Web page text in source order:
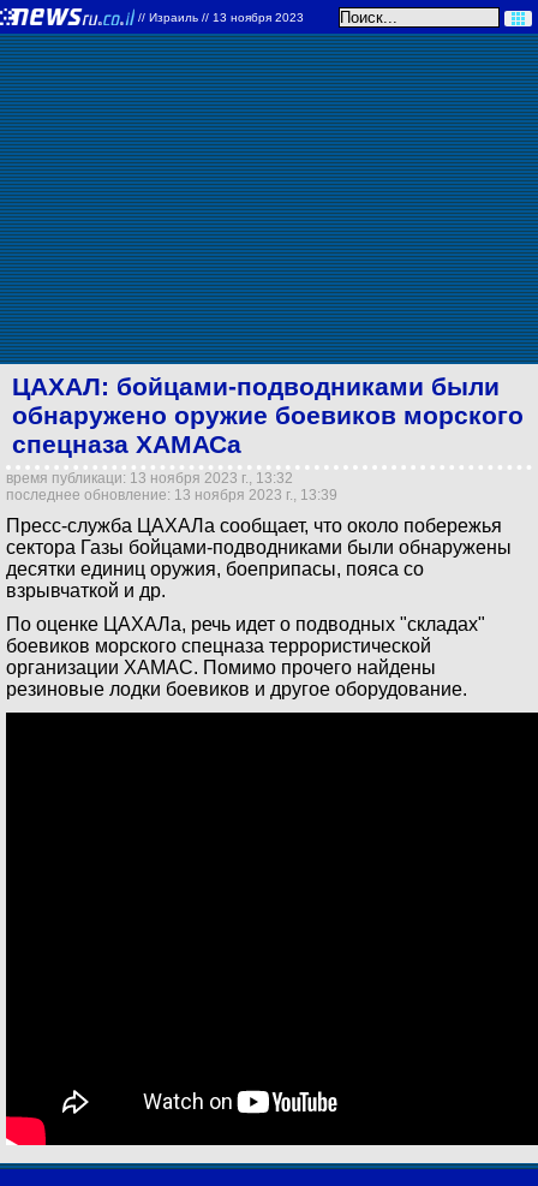
// Израиль // 13 ноября 2023
ЦАХАЛ: бойцами-подводниками были
обнаружено оружие боевиков морского
спецназа ХАМАСа
время публикаци: 13 ноября 2023 г., 13:32
последнее обновление: 13 ноября 2023 г., 13:39
Пресс-служба ЦАХАЛа сообщает, что около побережья
сектора Газы бойцами-подводниками были обнаружены
десятки единиц оружия, боеприпасы, пояса со
взрывчаткой и др.
По оценке ЦАХАЛа, речь идет о подводных "складах"
боевиков морского спецназа террористической
организации ХАМАС. Помимо прочего найдены
резиновые лодки боевиков и другое оборудование.